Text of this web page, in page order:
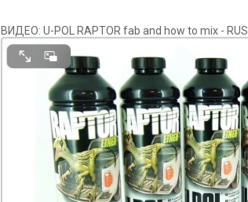
ВИДЕО: U-POL RAPTOR fab and how to mix - RUS